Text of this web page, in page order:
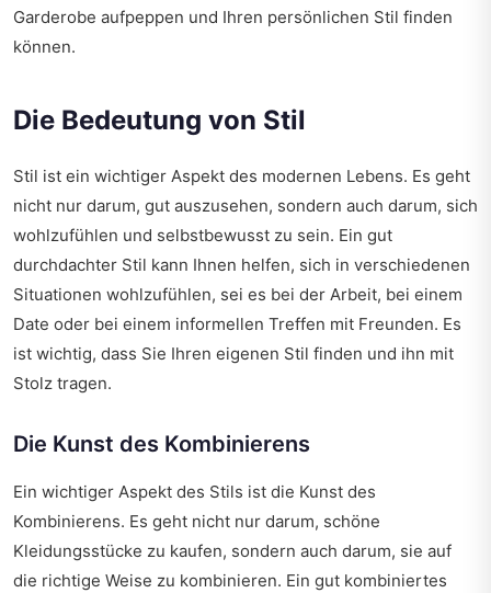
Garderobe aufpeppen und Ihren persönlichen Stil finden
können.
Die Bedeutung von Stil
Stil ist ein wichtiger Aspekt des modernen Lebens. Es geht
nicht nur darum, gut auszusehen, sondern auch darum, sich
wohlzufühlen und selbstbewusst zu sein. Ein gut
durchdachter Stil kann Ihnen helfen, sich in verschiedenen
Situationen wohlzufühlen, sei es bei der Arbeit, bei einem
Date oder bei einem informellen Treffen mit Freunden. Es
ist wichtig, dass Sie Ihren eigenen Stil finden und ihn mit
Stolz tragen.
Die Kunst des Kombinierens
Ein wichtiger Aspekt des Stils ist die Kunst des
Kombinierens. Es geht nicht nur darum, schöne
Kleidungsstücke zu kaufen, sondern auch darum, sie auf
die richtige Weise zu kombinieren. Ein gut kombiniertes